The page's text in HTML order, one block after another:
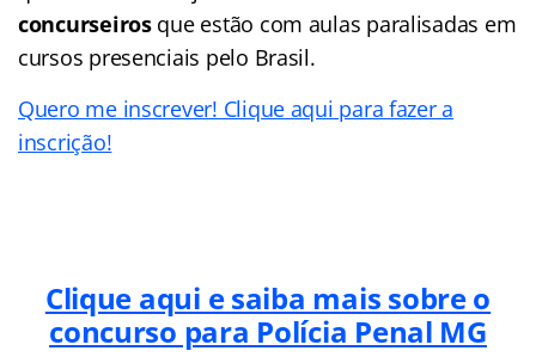
concurseirosque estão com aulas paralisadas em
cursos presenciais pelo Brasil.
Quero me inscrever! Clique aqui para fazer a
inscrição!
Clique aqui e saiba mais sobre o
concurso para Polícia Penal MG